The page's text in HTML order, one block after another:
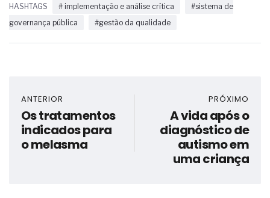
HASHTAGS # implementação e análise crítica
#sistema de
governança pública
#gestão da qualidade
ANTERIOR
Os tratamentos
indicados para
o melasma
PRÓXIMO
A vida após o
diagnóstico de
autismo em
uma criança